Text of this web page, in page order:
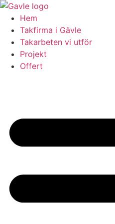
Skip
content
Hem
Takfirma i Gävle
Takarbeten vi utför
Projekt
Offert